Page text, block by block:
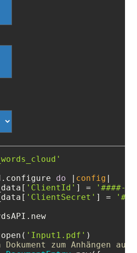
do | config |
'ClientId' ] =
'####-
'ClientSecret' ] =
'Input1.pdf'
zum Anhängen aus